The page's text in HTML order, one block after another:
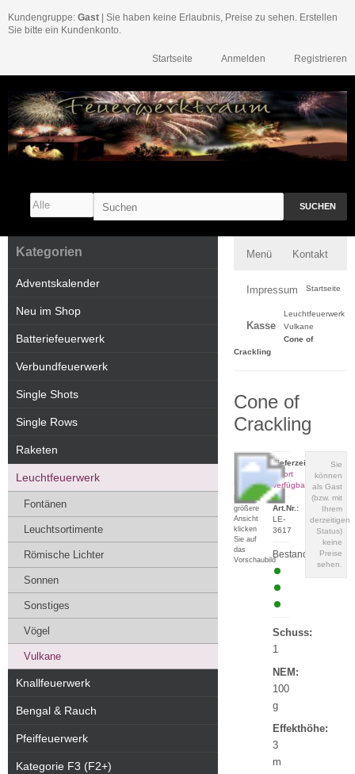
Kundengruppe: Gast | Sie haben keine Erlaubnis, Preise zu sehen. Erstellen
Sie bitte ein Kundenkonto.
Registrieren
Anmelden
Startseite
SUCHEN
Menü Kontakt
Impressum
Kasse
Startseite
Leuchtfeuerwerk
Vulkane
Cone of
Crackling
Cone of
Crackling
Für eine
größere
Ansicht
klicken
Sie auf
das
Vorschaubild
Sie
können
als Gast
(bzw. mit
Ihrem
derzeitigen
Status)
keine
Preise
sehen.
Lieferzeit:
sofort
verfügbar
Art.Nr.:
LE-
3617
Bestand:
Schuss:
1
NEM:
100
g
Effekthöhe:
3
m
Kategorien
Adventskalender
Neu im Shop
Batteriefeuerwerk
Verbundfeuerwerk
Single Shots
Single Rows
Raketen
Leuchtfeuerwerk
Fontänen
Leuchtsortimente
Römische Lichter
Sonnen
Sonstiges
Vögel
Vulkane
Knallfeuerwerk
Bengal & Rauch
Pfeiffeuerwerk
Kategorie F3 (F2+)